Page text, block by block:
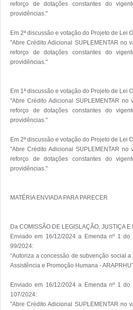
reforço de dotações constantes do
providências."
Em 2ª discussão e votação do Projeto de Lei
"Abre Crédito Adicional SUPLEMENTAR no
reforço de dotações constantes do
providências."
Em 1ª discussão e votação do Projeto de Lei
"Abre Crédito Adicional SUPLEMENTAR
reforço de dotações constantes do
providências."
Em 2ª discussão e votação do Projeto de Lei
"Abre Crédito Adicional SUPLEMENTAR
reforço de dotações constantes do
providências."
MATÉRIA ENVIADA PARA PARECER
Da COMISSÃO DE LEGISLAÇÃO, JUSTIÇA E
Enviado em 16/12/2024 a Emenda nº 1
99/2024:
“Autoriza a concessão de subvenção social
Assistência e Promoção Humana -
Enviado em 16/12/2024 a Emenda nº 1
107/2024:
"Abre Crédito Adicional SUPLEMENTAR no